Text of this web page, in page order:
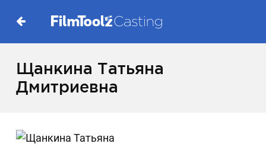
Щанкина Татьяна
Дмитриевна